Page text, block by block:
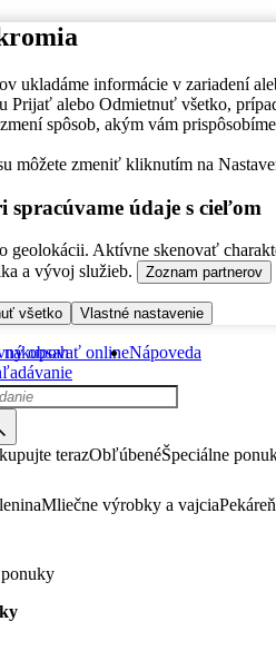
ukladáme informácie v zariadení
Prijať alebo Odmietnuť všetko,
spôsob, akým vám
môžete zmeniť kliknutím na
spracúvame údaje s cieľom
geolokácii. Aktívne skenovať
a vývoj služieb.
Zoznam partnerov
všetko Vlastné nastavenie
obsah
onlineNápoveda
terazObľúbenéŠpeciálne
Mliečne výrobky a vajciaPekáreň